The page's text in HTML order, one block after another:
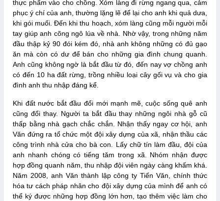
thực phẩm vào cho chồng. Xóm làng đi rừng ngang qua, cảm
phục ý chí của anh, thường lặng lẽ để lại cho anh khi quả dưa,
khi gói muối. Đến khi thu hoạch, xóm làng cũng mỗi người mỗi
tay giúp anh cõng ngô lúa về nhà. Nhờ vậy, trong những năm
đầu thập kỷ 90 đói kém đó, nhà anh không những có đủ gạo
ăn mà còn có dư để bán cho những gia đình chung quanh.
Anh cũng không ngờ là bắt đầu từ đó, đến nay vợ chồng anh
có đến 10 ha đất rừng, trồng nhiều loại cây gối vụ và cho gia
đình anh thu nhập đáng kể.
Khi đất nước bắt đầu đổi mới mạnh mẽ, cuộc sống quê anh
cũng đổi thay. Người ta bắt đầu thay những ngôi nhà gỗ cũ
thấp bằng nhà gạch chắc chắn. Nhận thấy ngay cơ hội, anh
Văn đứng ra tổ chức một đội xây dựng của xã, nhận thầu các
công trình nhà cửa cho bà con. Lấy chữ tín làm đầu, đội của
anh nhanh chóng có tiếng tăm trong xã. Nhóm nhận được
hợp đồng quanh năm, thu nhập đội viên ngày càng khấm khá.
Năm 2008, anh Văn thành lập công ty Tiến Văn, chính thức
hóa tư cách pháp nhân cho đội xây dựng của mình để anh có
thể ký được những hợp đồng lớn hơn, tạo thêm việc làm cho